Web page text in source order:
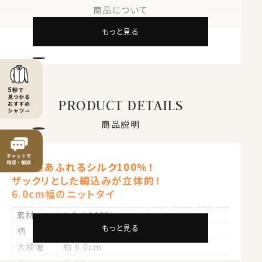
商品について
もっと見る
PRODUCT DETAILS
商品説明
高級感あふれるシルク100％！
ザックリとした編込みが立体的！
6.0cm幅のニットタイ
素材
シルク100％
柄
大検幅
約 6.0cm
もっと見る